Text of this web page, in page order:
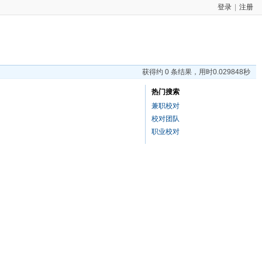
登录 注册
获得约 0 条结果，用时0.029848秒
热门搜索
兼职校对
校对团队
职业校对